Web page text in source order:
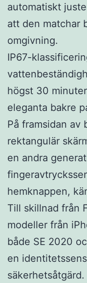
automatiskt
att den matchar
omgivning.
IP67-
högst 30
eleganta bakre
På framsidan av
rektangulär
en andra
hemknappen,
Till skillnad från
modeller från
både SE 2020
en
säkerhetsåtgärd.